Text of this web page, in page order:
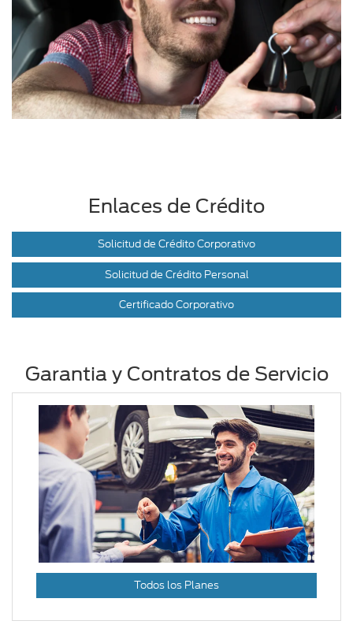
Enlaces de Crédito
Solicitud de Crédito Corporativo
Solicitud de Crédito Personal
Certificado Corporativo
Garantia y Contratos de Servicio
Todos los Planes